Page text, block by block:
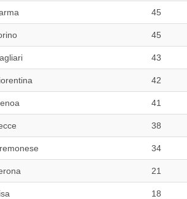
45
45
43
42
41
38
34
21
18